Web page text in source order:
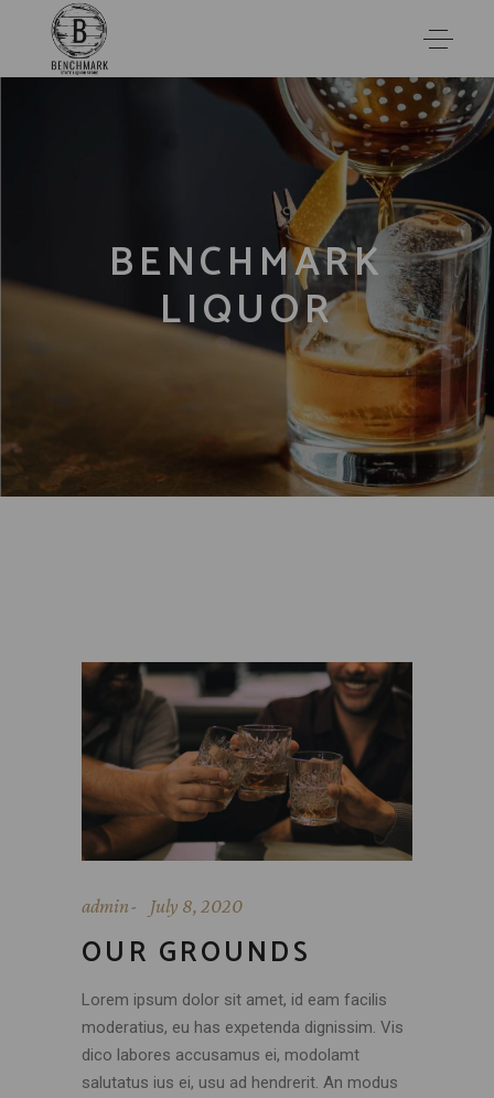
BENCHMARK
LIQUOR
admin July 8, 2020
OUR GROUNDS
Lorem ipsum dolor sit amet, id eam facilis
moderatius, eu has expetenda dignissim. Vis
dico labores accusamus ei, modolamt
salutatus ius ei, usu ad hendrerit. An modus